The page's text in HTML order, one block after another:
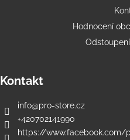
Hodnocení
Kontakt
info@pro-store.cz
+420702141990
https://www.facebook.com/